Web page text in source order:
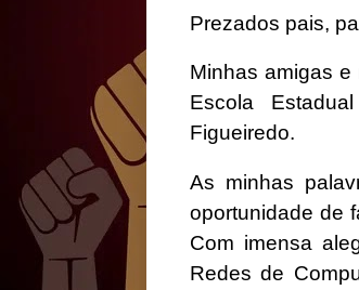
Prezados pais,
Minhas amigas
Escola
Figueiredo.
As minhas
oportunidade de
Com imensa
Redes de